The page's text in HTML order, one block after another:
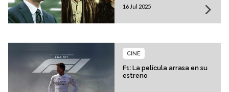
16 Jul 2025
F1: La película arrasa en su
estreno
CINE